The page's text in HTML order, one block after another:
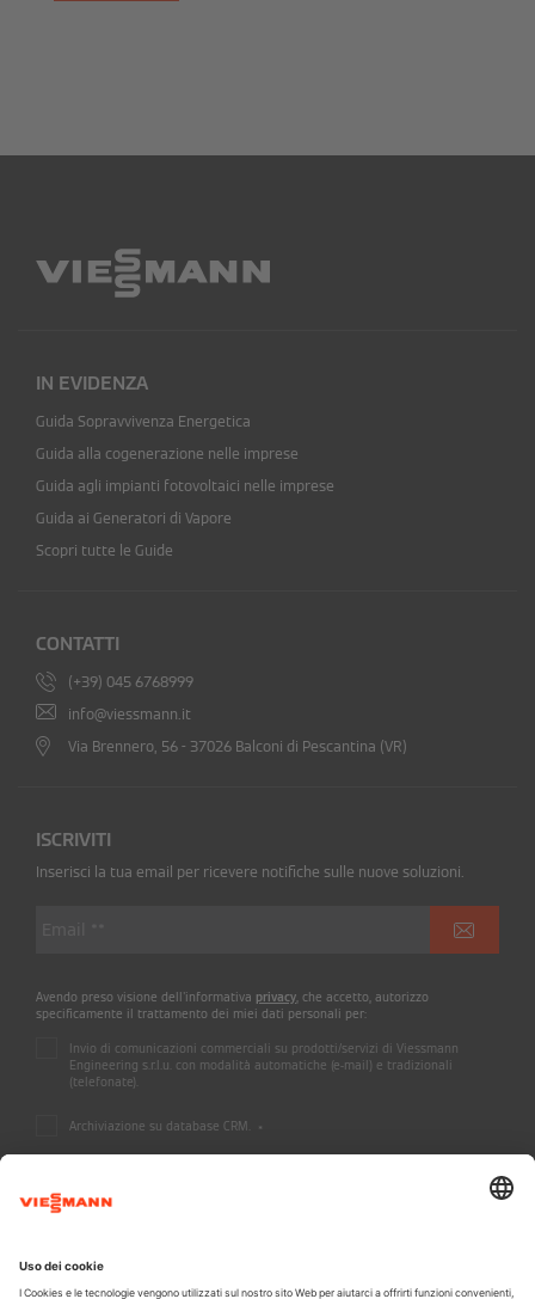
IN EVIDENZA
Guida Sopravvivenza Energetica
Guida alla cogenerazione nelle imprese
Guida agli impianti fotovoltaici nelle imprese
Guida ai Generatori di Vapore
Scopri tutte le Guide
CONTATTI
(+39) 045 6768999
info@viessmann.it
Via Brennero, 56 - 37026 Balconi di Pescantina (VR)
ISCRIVITI
Inserisci la tua email per ricevere notifiche sulle nuove soluzioni.
Avendo preso visione dell'informativa privacy , che accetto, autorizzo
specificamente il trattamento dei miei dati personali per:
Invio di comunicazioni commerciali su prodotti/servizi di Viessmann
Engineering s.r.l.u. con modalità automatiche (e-mail) e tradizionali
(telefonate).
Archiviazione su database CRM. *
A CARRIER COMPANY - @2026 CARRIER
Informazioni legali